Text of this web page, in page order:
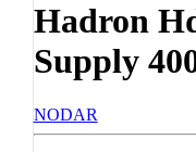
Hadron
Supply
NODAR